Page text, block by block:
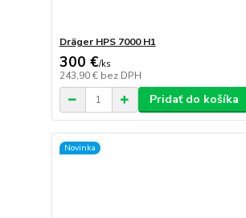
Dräger HPS 7000 H1
300 €/ks
243,90 € bez DPH
Pridať do košíka
Novinka